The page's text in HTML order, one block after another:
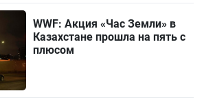
WWF: Акция «Час Земли» в
Казахстане прошла на пять с
плюсом